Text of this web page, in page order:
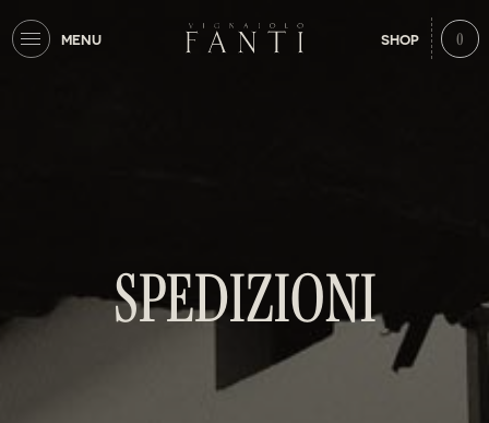
MENU SHOP 0
SPEDIZIONI